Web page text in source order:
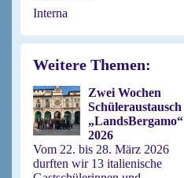
Interna
Weitere Themen:
Zwei Wochen
Schüleraustausch
„LandsBergamo“
2026
Vom 22. bis 28. März 2026
durften wir 13 italienische